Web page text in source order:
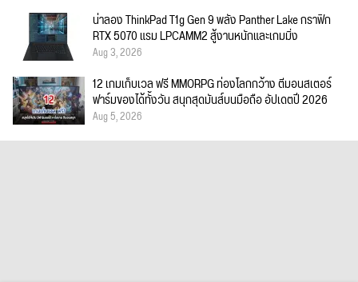
น่าลอง ThinkPad T1g Gen 9 พลัง Panther Lake กราฟิก
RTX 5070 แรม LPCAMM2 สู้งานหนักและเกมมิ่ง
Aug 3, 2026
12 เกมเก็บเวล ฟรี MMORPG ท่องโลกกว้าง ตีมอนสเตอร์
ฟาร์มของได้ทั้งวัน สนุกสุดมันส์บนมือถือ อัปเดตปี 2026
Aug 5, 2026